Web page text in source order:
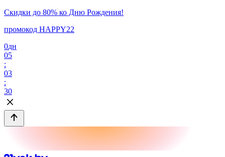
Скидки до 80% ко Дню Рождения!
промокод HAPPY22
0дн
05
:
03
:
30